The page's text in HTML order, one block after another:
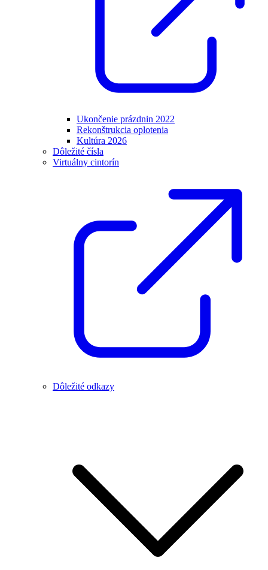
Ukončenie prázdnin 2022
Rekonštrukcia oplotenia
Kultúra 2026
Dôležité čísla
Virtuálny cintorín
Dôležité odkazy